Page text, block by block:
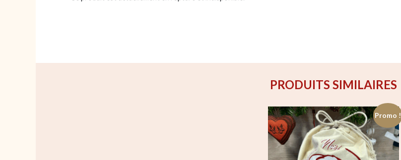
PRODUITS SIMILAIRES
Promo !